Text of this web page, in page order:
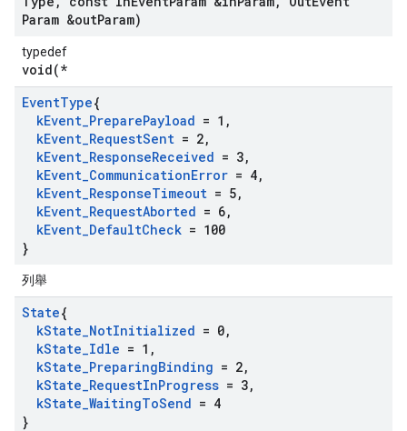
Param &outParam)
typedef
void(*
EventType{
kEvent_PreparePayload = 1 ,
kEvent_RequestSent = 2,
kEvent_ResponseReceived = 3,
kEvent_CommunicationError = 4,
kEvent_ResponseTimeout = 5,
kEvent_RequestAborted = 6,
kEvent_DefaultCheck = 100
}
列舉
State{
kState_NotInitialized = 0,
kState_Idle = 1 ,
kState_PreparingBinding = 2,
kState_RequestInProgress = 3,
kState_WaitingToSend = 4
}